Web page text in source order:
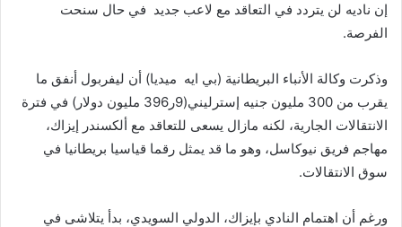
إن ناديه لن يتردد في التعاقد مع لاعب جديد في حال سنحت
الفرصة.
وذكرت وكالة الأنباء البريطانية (بي ايه ميديا) أن ليفربول أنفق ما
يقرب من 300 مليون جنيه إسترليني(9ر396 مليون دولار) في فترة
الانتقالات الجارية، لكنه مازال يسعى للتعاقد مع ألكسندر إيزاك،
مهاجم فريق نيوكاسل، وهو ما قد يمثل رقما قياسيا بريطانيا في
سوق الانتقالات.
ورغم أن اهتمام النادي بإيزاك، الدولي السويدي، بدأ يتلاشى في